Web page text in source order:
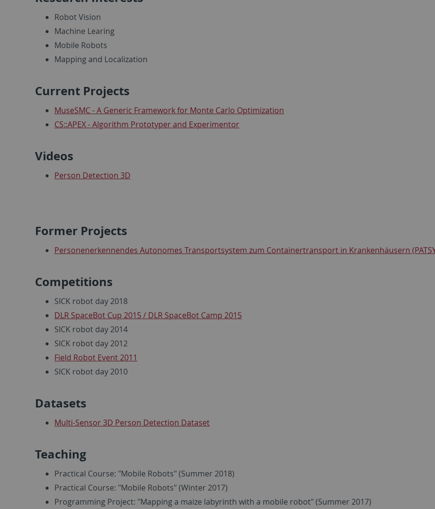
Robot Vision
Machine Learing
Mobile Robots
Mapping and Localization
Current Projects
MuseSMC - A Generic Framework for Monte Carlo Optimization
CS::APEX - Algorithm Prototyper and Experimentor
Videos
Person Detection 3D
Former Projects
Personenerkennendes Autonomes Transportsystem zum Containertransport in Krankenhäusern
Competitions
SICK robot day 2018
DLR SpaceBot Cup 2015 / DLR SpaceBot Camp 2015
SICK robot day 2014
SICK robot day 2012
Field Robot Event 2011
SICK robot day 2010
Datasets
Multi-Sensor 3D Person Detection Dataset
Teaching
Practical Course: "Mobile Robots" (Summer 2018)
Practical Course: "Mobile Robots" (Winter 2017)
Programming Project: "Mapping a maize labyrinth with a mobile robot" (Summer 2017)